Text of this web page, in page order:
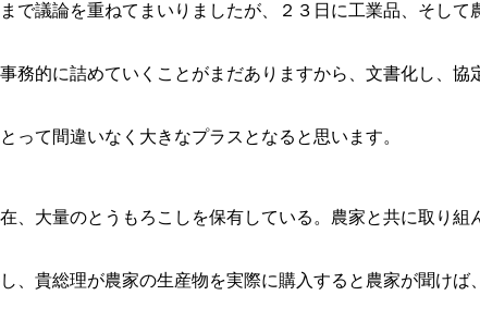
議論を重ねてまいりましたが、２３日に工業品、そして
的に詰めていくことがまだありますから、文書化し、協
て間違いなく大きなプラスとなると思います。
大量のとうもろこしを保有している。農家と共に取り組
貴総理が農家の生産物を実際に購入すると農家が聞けば